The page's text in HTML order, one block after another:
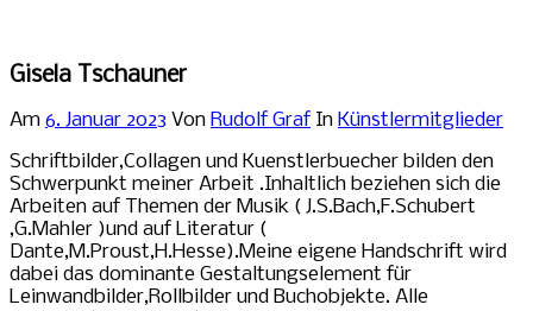
Gisela Tschauner
Am 6. Januar 2023 Von Rudolf Graf In Künstlermitglieder
Schriftbilder,Collagen und Kuenstlerbuecher bilden den
Schwerpunkt meiner Arbeit .Inhaltlich beziehen sich die
Arbeiten auf Themen der Musik ( J.S.Bach,F.Schubert
,G.Mahler )und auf Literatur (
Dante,M.Proust,H.Hesse).Meine eigene Handschrift wird
dabei das dominante Gestaltungselement für
Leinwandbilder,Rollbilder und Buchobjekte. Alle